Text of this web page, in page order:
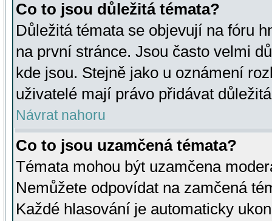
Co to jsou důležitá témata?
Důležitá témata se objevují na fóru
na první stránce. Jsou často velmi
kde jsou. Stejně jako u oznámení
uživatelé mají právo přidávat
Návrat nahoru
Co to jsou uzamčená témata?
Témata mohou být uzamčena
Nemůžete odpovídat na zamčená
Každé hlasování je automaticky